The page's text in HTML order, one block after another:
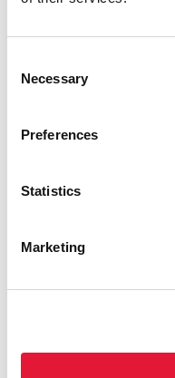
Selection
Necessary
Preferences
Statistics
Marketing